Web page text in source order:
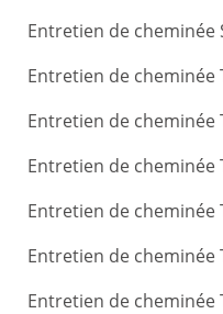
Entretien de cheminée
Entretien de cheminée
Entretien de cheminée
Entretien de cheminée
Entretien de cheminée
Entretien de cheminée
Entretien de cheminée